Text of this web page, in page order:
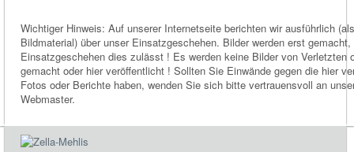
Wichtiger Hinweis: Auf unserer Internetseite berichten wir ausführlich
Bildmaterial) über unser Einsatzgeschehen. Bilder werden erst
Einsatzgeschehen dies zulässt ! Es werden keine Bilder von Verletzten
gemacht oder hier veröffentlicht ! Sollten Sie Einwände gegen die hier
Fotos oder Berichte haben, wenden Sie sich bitte vertrauensvoll an
Webmaster.